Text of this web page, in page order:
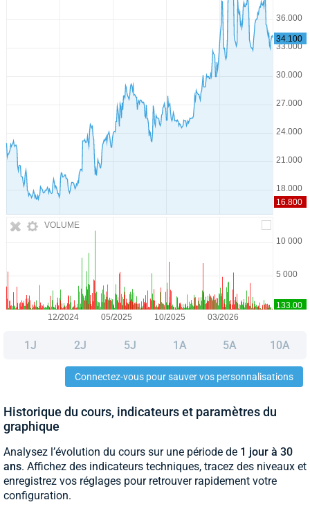
VOLUME
1J 2J 5J 1A 5A 10A
Connectez-vous pour sauver vos personnalisations
Historique du cours, indicateurs et paramètres du
graphique
Analysez l’évolution du cours sur une période de 1 jour à 30
ans. Affichez des indicateurs techniques, tracez des niveaux et
enregistrez vos réglages pour retrouver rapidement votre
configuration.